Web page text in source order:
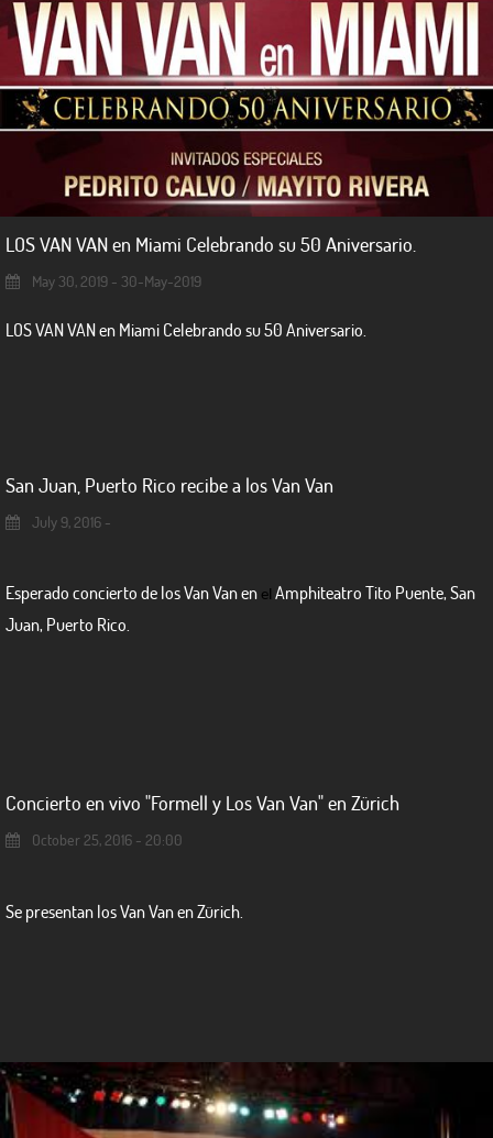
LOS VAN VAN en Miami Celebrando su 50 Aniversario.
May 30, 2019 - 30-May-2019
LOS VAN VAN en Miami Celebrando su 50 Aniversario.
San Juan, Puerto Rico recibe a los Van Van
July 9, 2016 -
Esperado concierto de los Van Van en el Amphiteatro Tito Puente, San
Juan, Puerto Rico.
Concierto en vivo "Formell y Los Van Van" en Zürich
October 25, 2016 - 20:00
Se presentan los Van Van en Zürich.